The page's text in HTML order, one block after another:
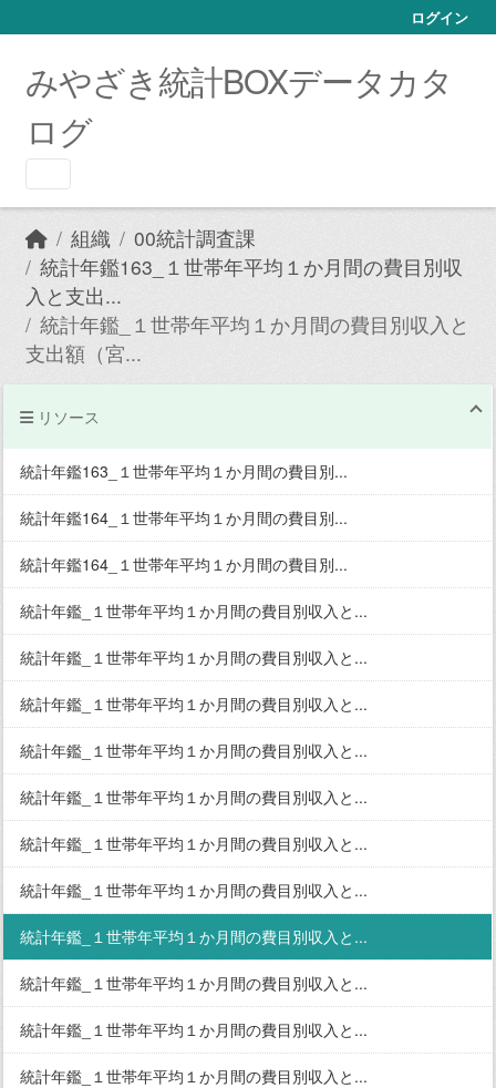
ログイン
みやざき統計BOXデータカタ
ログ
組織
00統計調査課
統計年鑑163_１世帯年平均１か月間の費目別収
入と支出...
統計年鑑_１世帯年平均１か月間の費目別収入と
支出額（宮...
リソース
統計年鑑163_１世帯年平均１か月間の費目別...
統計年鑑164_１世帯年平均１か月間の費目別...
統計年鑑164_１世帯年平均１か月間の費目別...
統計年鑑_１世帯年平均１か月間の費目別収入と...
統計年鑑_１世帯年平均１か月間の費目別収入と...
統計年鑑_１世帯年平均１か月間の費目別収入と...
統計年鑑_１世帯年平均１か月間の費目別収入と...
統計年鑑_１世帯年平均１か月間の費目別収入と...
統計年鑑_１世帯年平均１か月間の費目別収入と...
統計年鑑_１世帯年平均１か月間の費目別収入と...
統計年鑑_１世帯年平均１か月間の費目別収入と...
統計年鑑_１世帯年平均１か月間の費目別収入と...
統計年鑑_１世帯年平均１か月間の費目別収入と...
統計年鑑_１世帯年平均１か月間の費目別収入と...